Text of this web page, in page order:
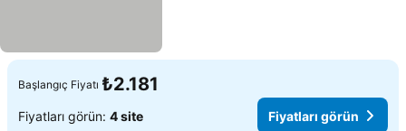
Başlangıç Fiyatı ₺2.181
Fiyatları görün: 4 site Fiyatları görün